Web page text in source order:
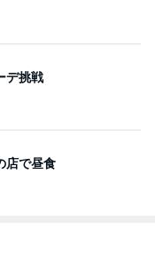
デ挑戦
店で昼食